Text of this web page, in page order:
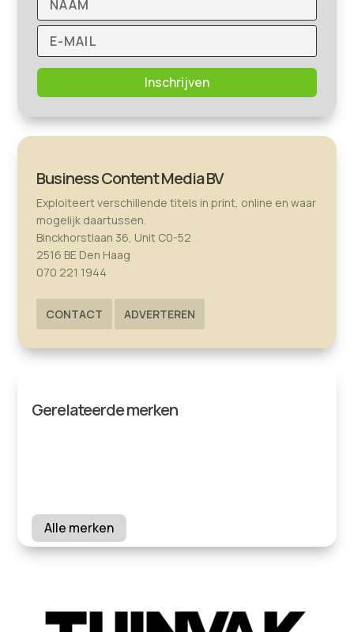
Inschrijven
Business Content Media BV
Exploiteert verschillende titels in print, online en waar
mogelijk daartussen.
Binckhorstlaan 36, Unit C0-52
2516 BE Den Haag
070 221 1944
CONTACT ADVERTEREN
Gerelateerde merken
Alle merken